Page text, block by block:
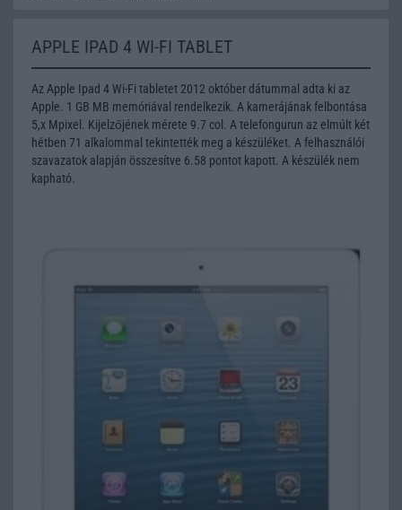
APPLE IPAD 4 WI-FI TABLET
Az Apple Ipad 4 Wi-Fi tabletet 2012 október dátummal adta ki az
Apple. 1 GB MB memóriával rendelkezik. A kamerájának felbontása
5,x Mpixel. Kijelzőjének mérete 9.7 col. A telefongurun az elmúlt két
hétben 71 alkalommal tekintették meg a készüléket. A felhasználói
szavazatok alapján összesítve 6.58 pontot kapott. A készülék nem
kapható.